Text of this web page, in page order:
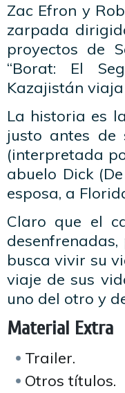
Zac Efron y
zarpada
proyectos de
“Borat: El
Kazajistán viaja
La historia es
justo antes
(interpretada
abuelo Dick
esposa, a
Claro que el
busca vivir su
viaje de sus
uno del otro y
Material Extra
Trailer.
Otros títulos.